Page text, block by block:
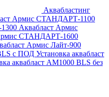
Аквабластинг
Армис СТАНДАРТ-1100
Аквабласт Армис
СТАНДАРТ-1600
Армис Лайт-900
с ПОД Установка аквабласт
аквабласт AM1000 BLS без